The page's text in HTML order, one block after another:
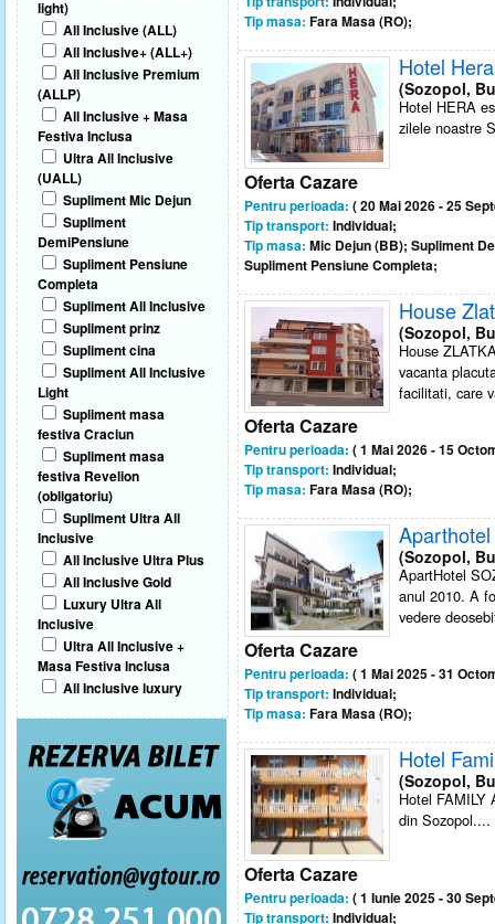
light)
All Inclusive (ALL)
All Inclusive+ (ALL+)
All Inclusive Premium
(ALLP)
All Inclusive + Masa
Festiva Inclusa
Ultra All Inclusive
(UALL)
Supliment Mic Dejun
Supliment
DemiPensiune
Supliment Pensiune
Completa
Supliment All Inclusive
Supliment prinz
Supliment cina
Supliment All Inclusive
Light
Supliment masa
festiva Craciun
Supliment masa
festiva Revelion
(obligatoriu)
Supliment Ultra All
Inclusive
All Inclusive Ultra Plus
All Inclusive Gold
Luxury Ultra All
Inclusive
Ultra All Inclusive +
Masa Festiva Inclusa
All Inclusive luxury
Tip masa: Fara Masa (RO);
Hotel Hera
(Sozopol,
Hotel HERA
zilele noastre
Oferta Cazare
Pentru perioada: ( 20 Mai 2026 - 25
Tip transport: Individual;
Tip masa: Mic Dejun (BB); Supliment
Supliment Pensiune Completa;
House
(Sozopol,
House
vacanta
facilitati, care
Oferta Cazare
Pentru perioada: ( 1 Mai 2026 - 15
Tip transport: Individual;
Tip masa: Fara Masa (RO);
(Sozopol,
ApartHotel
anul 2010. A
vedere
Oferta Cazare
Pentru perioada: ( 1 Mai 2025 - 31
Tip transport: Individual;
Tip masa: Fara Masa (RO);
Hotel
(Sozopol,
Hotel FAMILY
din Sozopol....
Oferta Cazare
Pentru perioada: ( 1 Iunie 2025 - 30
Tip transport: Individual;